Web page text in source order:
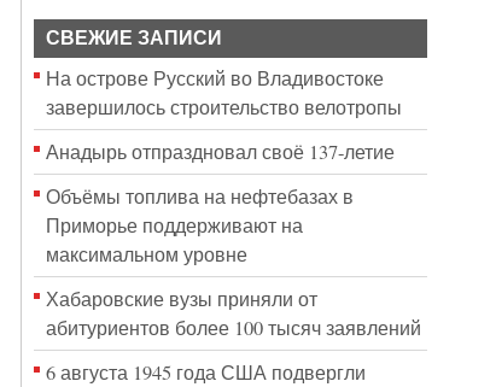
СВЕЖИЕ ЗАПИСИ
На острове Русский во Владивостоке
завершилось строительство велотропы
Анадырь отпраздновал своё 137-летие
Объёмы топлива на нефтебазах в
Приморье поддерживают на
максимальном уровне
Хабаровские вузы приняли от
абитуриентов более 100 тысяч заявлений
6 августа 1945 года США подвергли